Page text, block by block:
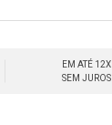
EM ATÉ 12X
SEM JUROS